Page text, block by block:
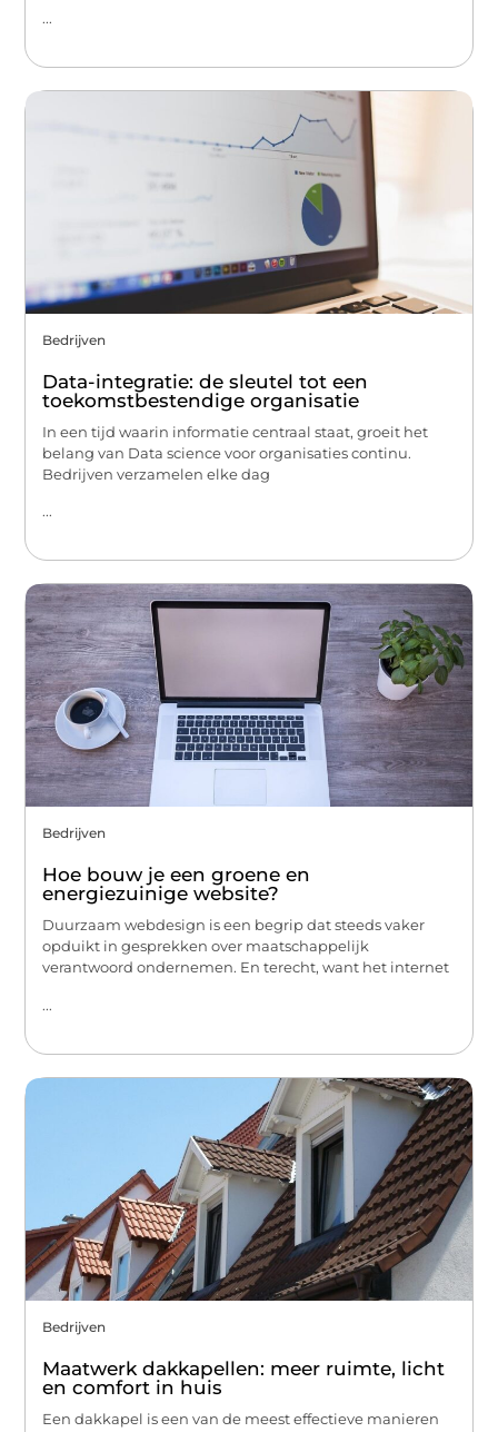
...
Bedrijven
Data-integratie: de sleutel tot een
toekomstbestendige organisatie
In een tijd waarin informatie centraal staat, groeit het
belang van Data science voor organisaties continu.
Bedrijven verzamelen elke dag
...
Bedrijven
Hoe bouw je een groene en
energiezuinige website?
Duurzaam webdesign is een begrip dat steeds vaker
opduikt in gesprekken over maatschappelijk
verantwoord ondernemen. En terecht, want het internet
...
Bedrijven
Maatwerk dakkapellen: meer ruimte, licht
en comfort in huis
Een dakkapel is een van de meest effectieve manieren